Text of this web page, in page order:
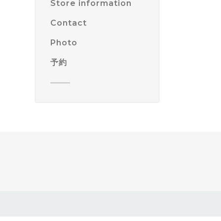
Store information
Contact
Photo
予約